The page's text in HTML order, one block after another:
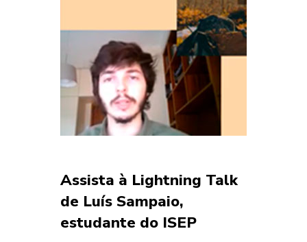
Assista à Lightning Talk
de Luís Sampaio,
estudante do ISEP